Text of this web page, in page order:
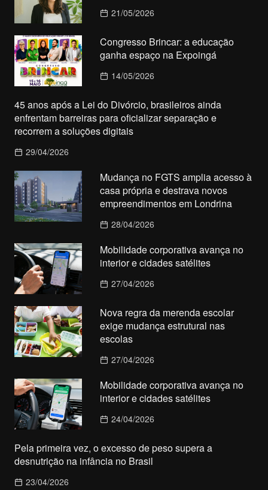
21/05/2026
Congresso Brincar: a educação
ganha espaço na Expoingá
14/05/2026
45 anos após a Lei do Divórcio, brasileiros ainda
enfrentam barreiras para oficializar separação e
recorrem a soluções digitais
29/04/2026
Mudança no FGTS amplia acesso à
casa própria e destrava novos
empreendimentos em Londrina
28/04/2026
Mobilidade corporativa avança no
interior e cidades satélites
27/04/2026
Nova regra da merenda escolar
exige mudança estrutural nas
escolas
27/04/2026
Mobilidade corporativa avança no
interior e cidades satélites
24/04/2026
Pela primeira vez, o excesso de peso supera a
desnutrição na infância no Brasil
23/04/2026